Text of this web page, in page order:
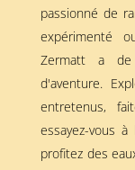
passionné de
expérimenté
Zermatt a
d'aventure.
entretenus,
essayez-vous
profitez des